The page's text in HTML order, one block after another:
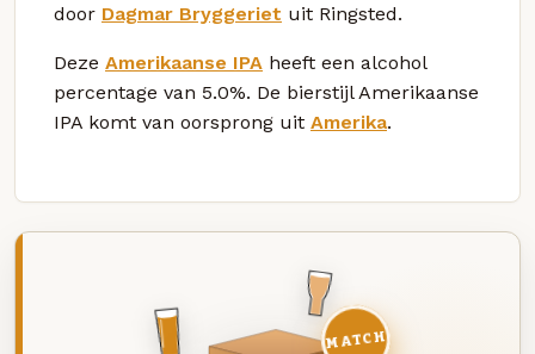
door Dagmar Bryggeriet uit Ringsted.
Deze Amerikaanse IPA heeft een alcohol
percentage van 5.0%. De bierstijl Amerikaanse
IPA komt van oorsprong uit Amerika.
MATCH